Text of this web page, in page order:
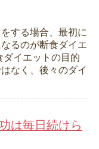
する場合、最初に
るのが断食ダイエ
ダイエットの目的
なく、後々のダイ
は毎日続けら